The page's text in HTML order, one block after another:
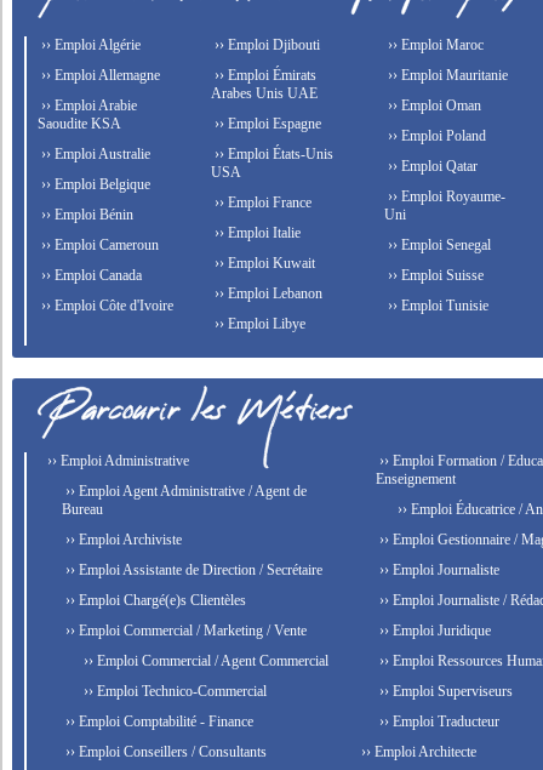
›› Emploi Algérie
›› Emploi Allemagne
›› Emploi Arabie
Saoudite KSA
›› Emploi Australie
›› Emploi Belgique
›› Emploi Bénin
›› Emploi Cameroun
›› Emploi Canada
›› Emploi Côte d'Ivoire
›› Emploi Djibouti
›› Emploi Émirats
Arabes Unis UAE
›› Emploi Espagne
›› Emploi États-Unis
USA
›› Emploi France
›› Emploi Italie
›› Emploi Kuwait
›› Emploi Lebanon
›› Emploi Libye
›› Emploi Maroc
›› Emploi Mauritanie
›› Emploi Oman
›› Emploi Poland
›› Emploi Qatar
›› Emploi Royaume-
Uni
›› Emploi Senegal
›› Emploi Suisse
›› Emploi Tunisie
›› Emploi Administrative
›› Emploi Agent Administrative / Agent de
Bureau
›› Emploi Archiviste
›› Emploi Assistante de Direction / Secrétaire
›› Emploi Chargé(e)s Clientèles
›› Emploi Commercial / Marketing / Vente
›› Emploi Commercial / Agent Commercial
›› Emploi Technico-Commercial
›› Emploi Comptabilité - Finance
›› Emploi Conseillers / Consultants
›› Emploi Formation /
Enseignement
›› Emploi Éducatrice /
›› Emploi Gestionnaire /
›› Emploi Journaliste
›› Emploi Journaliste /
›› Emploi Juridique
›› Emploi Ressources
›› Emploi Superviseurs
›› Emploi Traducteur
›› Emploi Architecte